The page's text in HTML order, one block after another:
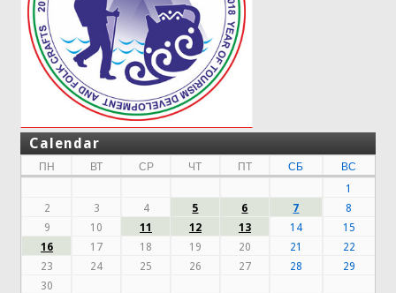
Calendar
ПН ВТ СР ЧТ ПТ СБ
ВС
1
2
3 4 5 6 7
8
9
10 11 12 13 14
15
16
17 18 19 20 21
22
23
24 25 26 27 28
29
30